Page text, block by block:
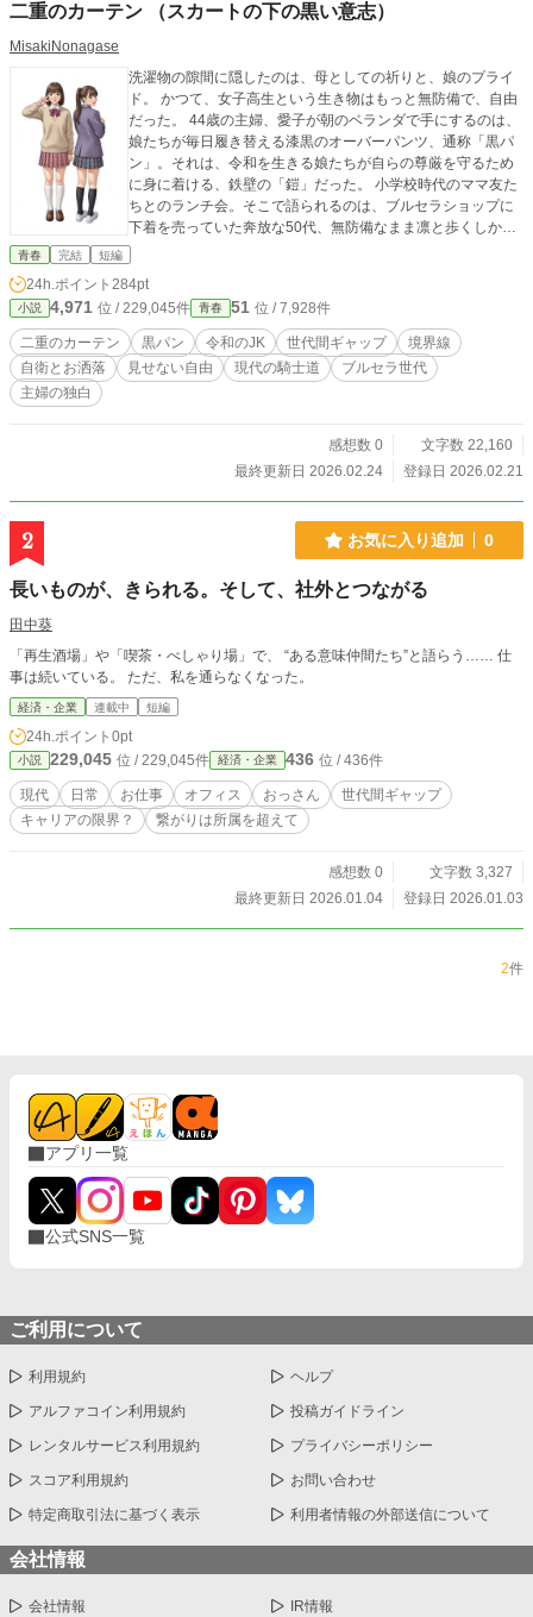
二重のカーテン （スカートの下の黒い意志）
MisakiNonagase
洗濯物の隙間に隠したのは、母としての祈りと、娘のプライ
ド。 かつて、女子高生という生き物はもっと無防備で、自由
だった。 44歳の主婦、愛子が朝のベランダで手にするのは、
娘たちが毎日履き替える漆黒のオーバーパンツ、通称「黒パ
ン」。それは、令和を生きる娘たちが自らの尊厳を守るため
に身に着ける、鉄壁の「鎧」だった。 小学校時代のママ友た
ちとのランチ会。そこで語られるのは、ブルセラショップに
下着を売っていた奔放な50代、無防備なまま凛と歩くしかな
かった40代、そして「見せないこと」に命を懸ける10代の、
父、生徒の背後に立たないよう神経を削る教師……。 一枚の
黒い布を通して浮き彫りになる、現代社会の歪さと、その根
底にある不器用なまでの「優しさ」。 ベランダに干された黒
いカーテンの向こう側に、あなたは何を見ますか？
青春 完結 短編
24h.ポイント 284pt
小説 4,971 位 / 229,045件 青春 51 位 / 7,928件
二重のカーテン 黒パン 令和のJK 世代間ギャップ
境界線
自衛とお洒落
見せない自由 現代の騎士道
ブルセラ世代
主婦の独白
感想数 0
文字数 22,160
最終更新日 2026.02.24
登録日 2026.02.21
2 お気に入り追加 0
長いものが、きられる。そして、社外とつながる
田中葵
「再生酒場」や「喫茶・べしゃり場」で、 “ある意味仲間たち”と語らう…… 仕
事は続いている。 ただ、私を通らなくなった。
経済・企業 連載中 短編
24h.ポイント 0pt
小説 229,045 位 / 229,045件 経済・企業 436 位 / 436件
現代 日常 お仕事 オフィス おっさん
世代間ギャップ
キャリアの限界？
繋がりは所属を超えて
感想数 0
文字数 3,327
最終更新日 2026.01.04
登録日 2026.01.03
2件
アプリ一覧
公式SNS一覧
ご利用について
利用規約 ヘルプ
アルファコイン利用規約 投稿ガイドライン
レンタルサービス利用規約 プライバシーポリシー
スコア利用規約 お問い合わせ
特定商取引法に基づく表示 利用者情報の外部送信について
会社情報
会社情報 IR情報